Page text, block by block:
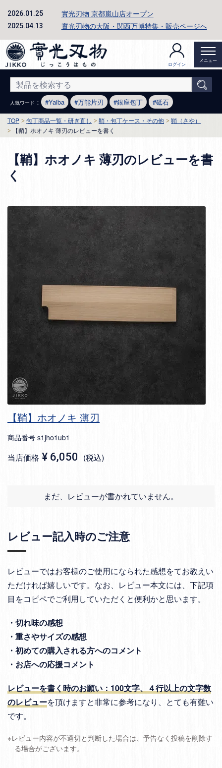
2026.01.25 實光刃物 京都嵐山店オープン
2025.04.13 實光刃物の大阪・関西万博特集・販売ページへ
ログイン
メニュー
人気ワード ： Yaiba 万能片刃 銀座包丁 砥石
TOP 包丁商品一覧・研ぎ直し 鞘・包丁ケース・その他
鞘（さや）
【鞘】ホオノキ 薄刃のレビューを書く
【鞘】ホオノキ 薄刃のレビューを書
く
【鞘】ホオノキ 薄刃
商品番号 s1jho1ub1
当店価格 ¥ 6,050 税込
まだ、レビューが書かれていません。
レビュー記入時のご注意
レビューではお客様のご使用になられた感想をてお教えい
ただければ嬉しいです。なお、レビュー本文には、下記項
目をコピペでご利用していただくと便利かと思います。
・切れ味の感想
・重さやサイズの感想
・初めての購入される方へのコメント
・お店への応援コメント
レビューを書く時のお願い：100文字、４行以上の文字数
のレビューを頂けますと非常に参考になり、とても有難い
です。
※レビュー内容が不適切と判断した場合は、予告なく投稿を削除す
る場合がございます。